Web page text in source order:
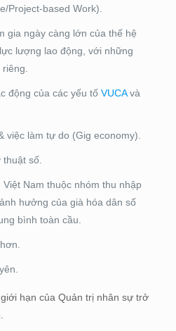
Project-based Work).
gia ngày càng lớn của thế hệ
lượng lao động, với những
động của các yếu tố VUCAvà
việc làm tự do (Gig economy).
số.
Việt Nam thuộc nhóm thu nhập
hưởng của già hóa dân số
bình toàn cầu.
hạn của Quản trị nhân sự trở